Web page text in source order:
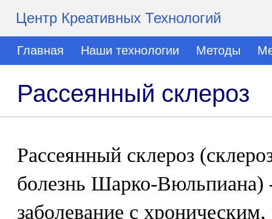
Центр Креативных Технологий
Главная Наши технологии Методы
Рассеянный склероз
Рассеянный склероз
болезнь Шарко-
заболевание с